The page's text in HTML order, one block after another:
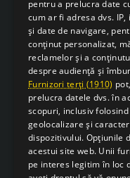
pentru a prelucra date
cum ar fi adresa dvs.
și date de navigare,
conținut personalizat,
reclamelor și a
despre audiență și
Furnizori terți (1910)
prelucra datele dvs. în
scopuri, inclusiv
geolocalizare și
dispozitivului. Opțiunile
acestui site web. Unii
pe interes legitim în loc